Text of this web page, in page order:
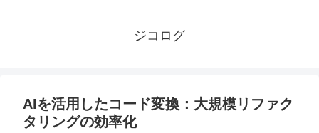
ジコログ
AIを活用したコード変換：大規模リファク
タリングの効率化